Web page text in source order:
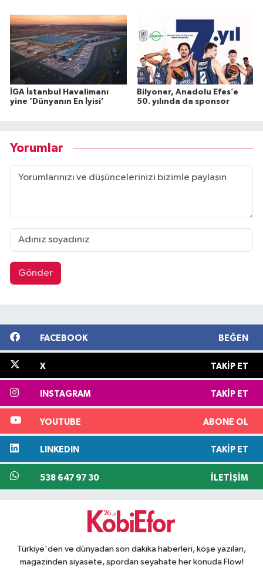
İGA İstanbul Havalimanı
yine ‘Dünyanın En İyisi’
Bilyoner, Anadolu Efes’e
50. yılında da sponsor
Yorumlar
Gönder
FACEBOOK BEĞEN
X TAKIP ET
INSTAGRAM TAKIP ET
YOUTUBE ABONE OL
LINKEDIN TAKIP ET
538 647 97 30 İLETIŞIM
Türkiye'den ve dünyadan son dakika haberleri, köşe yazıları,
magazinden siyasete, spordan seyahate her konuda Flow!